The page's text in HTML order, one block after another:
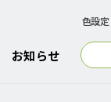
お知らせ
色設定